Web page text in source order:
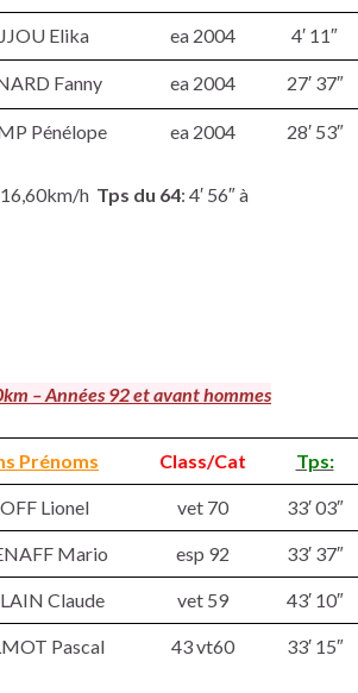
Elika ea 2004 4′ 11″
Fanny ea 2004 27′ 37″
Pénélope ea 2004 28′ 53″
16,60km/h Tps du 64: 4′ 56″ à
– Années 92 et avant hommes
Prénoms Class/Cat Tps:
Lionel vet 70 33′ 03″
Mario esp 92 33′ 37″
Claude vet 59 43′ 10″
Pascal 43 vt60 33′ 15″